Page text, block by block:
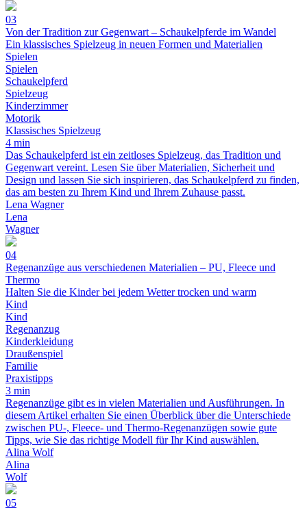
03
Von der Tradition zur Gegenwart – Schaukelpferde im Wandel
Ein klassisches Spielzeug in neuen Formen und Materialien
Spielen
Spielen
Schaukelpferd
Spielzeug
Kinderzimmer
Motorik
Klassisches Spielzeug
4 min
Das Schaukelpferd ist ein zeitloses Spielzeug, das Tradition und
Gegenwart vereint. Lesen Sie über Materialien, Sicherheit und
Design und lassen Sie sich inspirieren, das Schaukelpferd zu finden,
das am besten zu Ihrem Kind und Ihrem Zuhause passt.
Lena Wagner
Lena
Wagner
04
Regenanzüge aus verschiedenen Materialien – PU, Fleece und
Thermo
Halten Sie die Kinder bei jedem Wetter trocken und warm
Kind
Kind
Regenanzug
Kinderkleidung
Draußenspiel
Familie
Praxistipps
3 min
Regenanzüge gibt es in vielen Materialien und Ausführungen. In
diesem Artikel erhalten Sie einen Überblick über die Unterschiede
zwischen PU-, Fleece- und Thermo-Regenanzügen sowie gute
Tipps, wie Sie das richtige Modell für Ihr Kind auswählen.
Alina Wolf
Alina
Wolf
05